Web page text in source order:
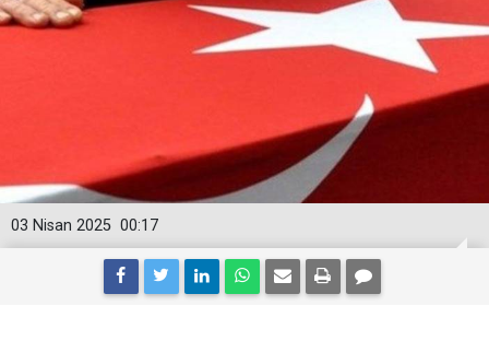
00:17
03 Nisan 2025